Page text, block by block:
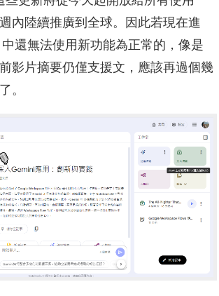
內陸續推廣到全球。因此若現在進
還無法使用新功能為正常的，像是
影片摘要仍僅支援文，應該再過個幾
。